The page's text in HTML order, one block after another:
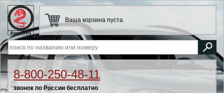
8-800-250-48-11
звонок по России бесплатно
Ваша корзина пуста